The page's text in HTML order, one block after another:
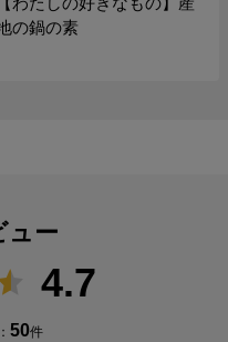
の鍋の素
ュー
4.7
50件